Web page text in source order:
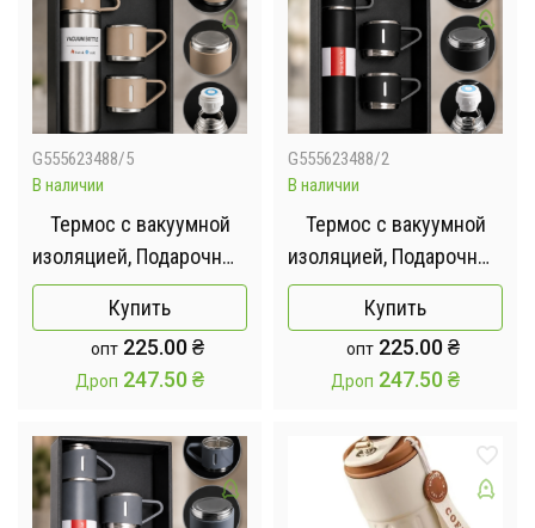
G555623488/5
В наличии
Термос с вакуумной
изоляцией, Подарочный
набор с 3 чашкам 500
мл Зеленый
Купить
опт 225.00₴
Дроп 247.50₴
G555623488/2
В наличии
Термос с вакуумной
изоляцией, Подарочный
набор с 3 чашкам 500
мл Черный
Купить
опт 225.00₴
Дроп 247.50₴